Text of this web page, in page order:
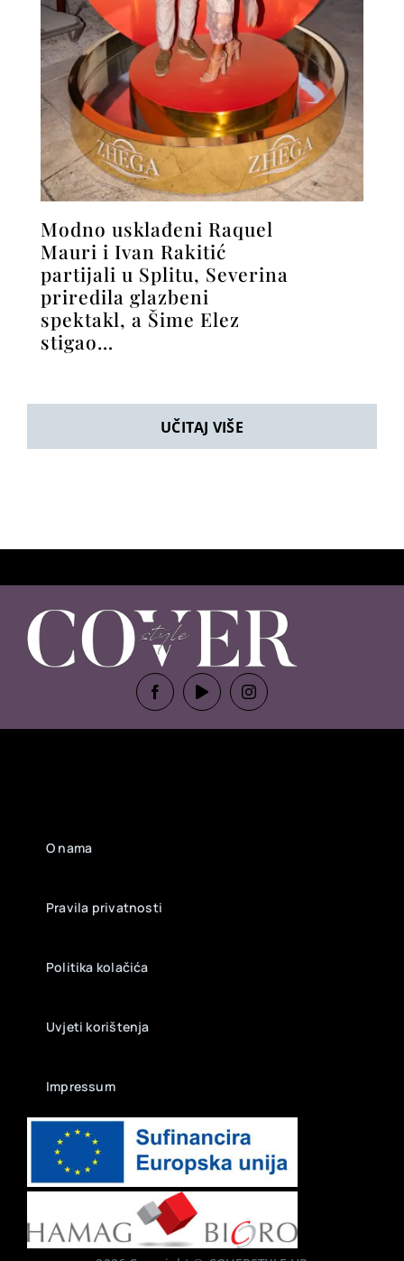
Modno usklađeni Raquel
Mauri i Ivan Rakitić
partijali u Splitu, Severina
priredila glazbeni
spektakl, a Šime Elez
stigao…
UČITAJ VIŠE
O nama
Pravila privatnosti
Politika kolačića
Uvjeti korištenja
Impressum